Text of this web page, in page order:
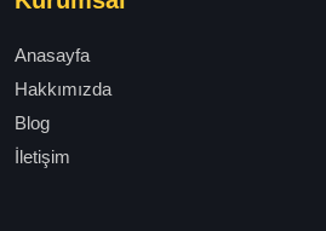
Anasayfa
Hakkımızda
Blog
İletişim